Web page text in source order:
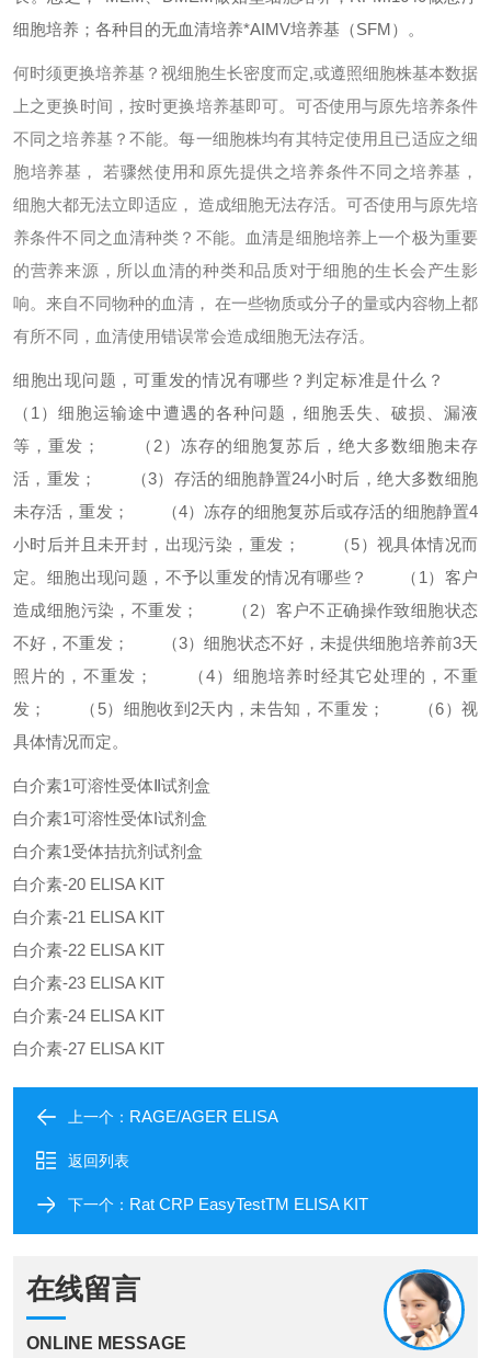
细胞培养；各种目的无血清培养*AIMV培养基（SFM）。
何时须更换培养基？ 视细胞生长密度而定,或遵照细胞株基本数据
上之更换时间，按时更换培养基即可。 可否使用与原先培养条件
不同之培养基？不能。每一细胞株均有其特定使用且已适应之细
胞培养基， 若骤然使用和原先提供之培养条件不同之培养基，
细胞大都无法立即适应， 造成细胞无法存活。 可否使用与原先培
养条件不同之血清种类？ 不能。血清是细胞培养上一个极为重要
的营养来源，所以血清的种类和品质对于细胞的生长会产生影
响。来自不同物种的血清， 在一些物质或分子的量或内容物上都
有所不同，血清使用错误常会造成细胞无法存活。
细胞出现问题，可重发的情况有哪些？判定标准是什么？
（1）细胞运输途中遭遇的各种问题，细胞丢失、破损、漏液
等，重发；
（2）冻存的细胞复苏后，绝大多数细胞未存
活，重发；
（3）存活的细胞静置24小时后，绝大多数细胞
未存活，重发；
（4）冻存的细胞复苏后或存活的细胞静置4
小时后并且未开封，出现污染，重发；
（5）视具体情况而
定。 细胞出现问题，不予以重发的情况有哪些？
（1）客户
造成细胞污染，不重发；
（2）客户不正确操作致细胞状态
不好，不重发；
（3）细胞状态不好，未提供细胞培养前3天
照片的，不重发；
（4）细胞培养时经其它处理的，不重
发；
（5）细胞收到2天内，未告知，不重发；
（6）视
具体情况而定。
白介素1可溶性受体Ⅱ试剂盒
白介素1可溶性受体I试剂盒
白介素1受体拮抗剂试剂盒
白介素-20 ELISA KIT
白介素-21 ELISA KIT
白介素-22 ELISA KIT
白介素-23 ELISA KIT
白介素-24 ELISA KIT
白介素-27 ELISA KIT
上一个： RAGE/AGER ELISA​
返回列表
下一个： Rat CRP EasyTestTM ELISA KIT
在线留言
ONLINE MESSAGE